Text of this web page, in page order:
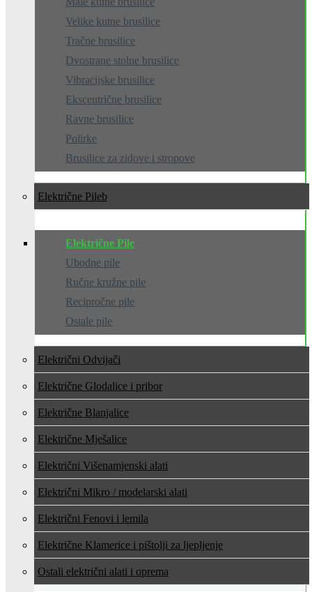
Velike kutne brusilice
Tračne brusilice
Dvostrane stolne brusilice
Vibracijske brusilice
Ekscentrične brusilice
Ravne brusilice
Polirke
Brusilice za zidove i stropove
Električne Pile
Električne Pile
Ubodne pile
Ručne kružne pile
Recipročne pile
Ostale pile
Električni Odvijači
Električne Glodalice i pribor
Električne Blanjalice
Električne Mješalice
Električni Višenamjenski alati
Električni Mikro / modelarski alati
Električni Fenovi i lemila
Električne Klamerice i pištolji za ljepljenje
Ostali električni alati i oprema